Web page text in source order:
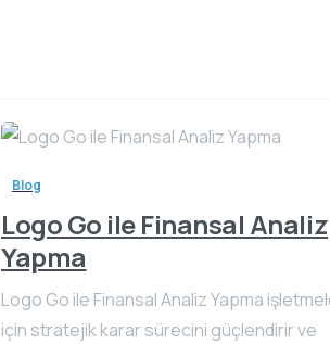
Blog
Logo Go ile Finansal Analiz
Yapma
Logo Go ile Finansal Analiz Yapma
için stratejik karar sürecini güçlendirir ve